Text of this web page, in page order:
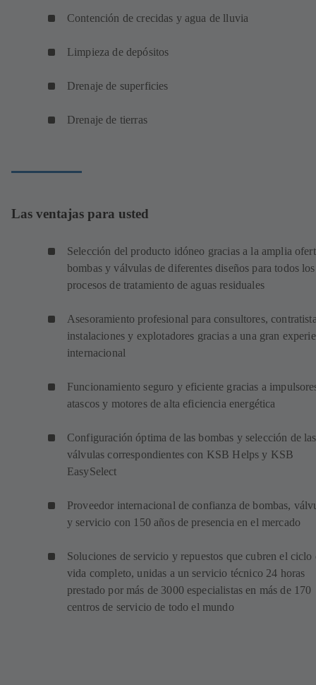
Contención de crecidas y agua de lluvia
Limpieza de depósitos
Drenaje de superficies
Drenaje de tierras
Las ventajas para usted
Selección del producto idóneo gracias a la amplia
bombas y válvulas de diferentes diseños para todos los
procesos de tratamiento de aguas residuales
Asesoramiento profesional para consultores,
instalaciones y explotadores gracias a una gran
internacional
Funcionamiento seguro y eficiente gracias a
atascos y motores de alta eficiencia energética
Configuración óptima de las bombas y selección de las
válvulas correspondientes con KSB Helps y KSB
EasySelect
Proveedor internacional de confianza de bombas,
y servicio con 150 años de presencia en el mercado
Soluciones de servicio y repuestos que cubren el ciclo
vida completo, unidas a un servicio técnico 24 horas
prestado por más de 3000 especialistas en más de 170
centros de servicio de todo el mundo